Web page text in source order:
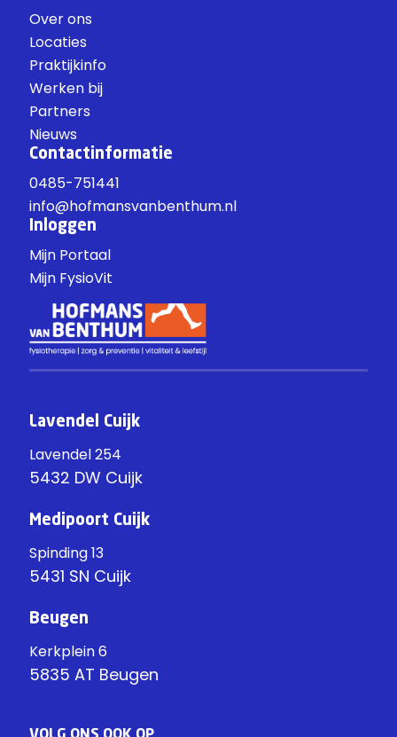
Over ons
Locaties
Praktijkinfo
Werken bij
Partners
Nieuws
Contactinformatie
0485-751441
info@hofmansvanbenthum.nl
Inloggen
Mijn Portaal
Mijn FysioVit
Lavendel Cuijk
Lavendel 254
5432 DW Cuijk
Medipoort Cuijk
Spinding 13
5431 SN Cuijk
Beugen
Kerkplein 6
5835 AT Beugen